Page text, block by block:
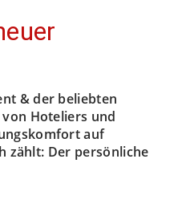
& der beliebten
Hoteliers und
auf
zählt: Der persönliche